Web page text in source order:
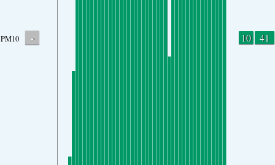
PM10 - 10 41